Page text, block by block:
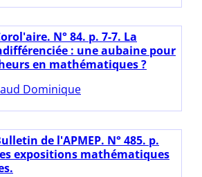
N° 84. p. 7-7. La
: une aubaine pour
en mathématiques ?
Dominique
de l'APMEP. N° 485. p.
expositions mathématiques